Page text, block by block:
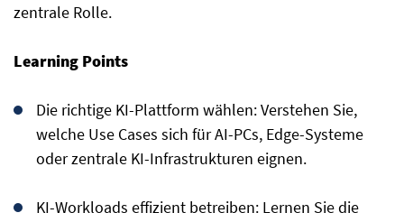
zentrale Rolle.
Learning Points
Die richtige KI-Plattform wählen: Verstehen Sie,
welche Use Cases sich für AI-PCs, Edge-Systeme
oder zentrale KI-Infrastrukturen eignen.
KI-Workloads effizient betreiben: Lernen Sie die